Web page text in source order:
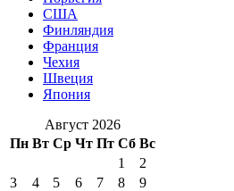
США
Финляндия
Франция
Чехия
Швеция
Япония
Август 2026
Пн Вт Ср Чт Пт Сб Вс
1
2
3
4 5 6 7 8
9